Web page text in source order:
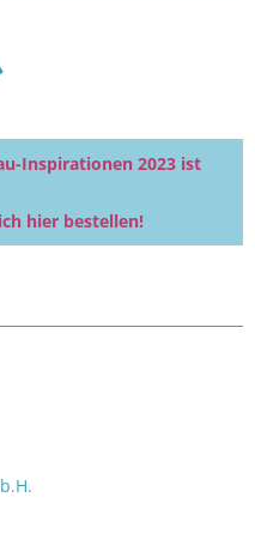
Inspirationen 2023 ist
hier bestellen!